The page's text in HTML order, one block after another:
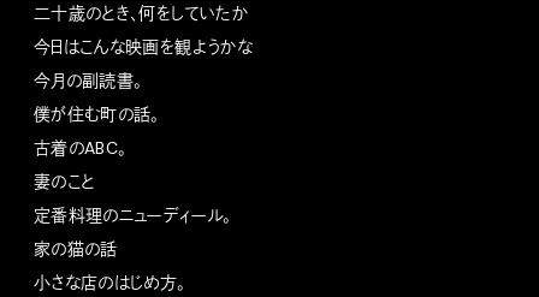
二十歳のとき、何をしていたか
今日はこんな映画を観ようかな
今月の副読書。
僕が住む町の話。
古着のABC。
妻のこと
定番料理のニューディール。
家の猫の話
小さな店のはじめ方。